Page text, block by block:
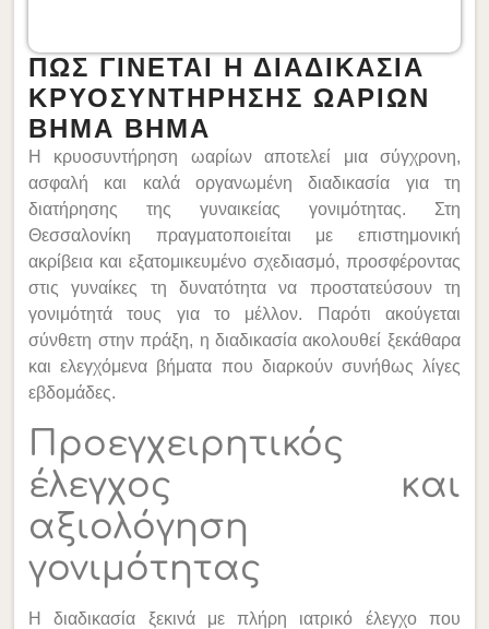
ΠΩΣ ΓΙΝΕΤΑΙ Η ΔΙΑΔΙΚΑΣΙΑ
ΚΡΥΟΣΥΝΤΗΡΗΣΗΣ ΩΑΡΙΩΝ
ΒΗΜΑ ΒΗΜΑ
Η κρυοσυντήρηση ωαρίων αποτελεί μια σύγχρονη,
ασφαλή και καλά οργανωμένη διαδικασία για τη
διατήρησης της γυναικείας γονιμότητας. Στη
Θεσσαλονίκη πραγματοποιείται με επιστημονική
ακρίβεια και εξατομικευμένο σχεδιασμό, προσφέροντας
στις γυναίκες τη δυνατότητα να προστατεύσουν τη
γονιμότητά τους για το μέλλον. Παρότι ακούγεται
σύνθετη στην πράξη, η διαδικασία ακολουθεί ξεκάθαρα
και ελεγχόμενα βήματα που διαρκούν συνήθως λίγες
εβδομάδες.
Προεγχειρητικός
έλεγχος και
αξιολόγηση
γονιμότητας
Η διαδικασία ξεκινά με πλήρη ιατρικό έλεγχο που